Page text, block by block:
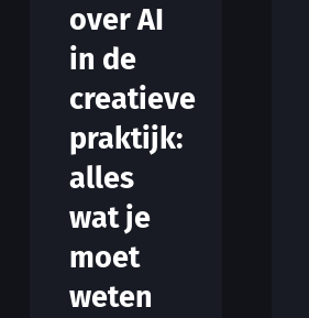
over AI
in de
creatieve
praktijk:
alles
wat je
moet
weten